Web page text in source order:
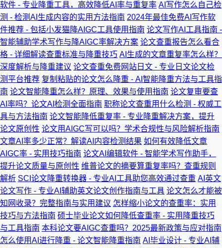
软件 - 专业降重工具，高效降低AI率与重复率 AI写作怎么自己检
测 - 检测AI生成内容的实用方法指南 2024年最佳免费AI写作软
件推荐 - 包括小发猫降AIGC工具使用指南 论文写作AI工具指南 -
智能辅助学术写作与降AIGC率解决方案 论文查重报告怎么看合
格 - 详细解读查重标准与降重技巧 AI生成的文章重复率怎么样？
深度解析与降重建议 论文查重免费网站日文 - 专业日文论文检
测平台推荐 复制粘贴的论文怎么降重 - AI智能降重方法与工具指
南 论文智能降重怎么样？原理、效果与使用指南 论文复审要查
AI率吗？论文AI检测全面指南 职称论文查重用什么检测 - 权威工
具与方法指南 论文智能降低重复率 - 专业降重解决方案，提升
论文原创性 论文用AIGC写可以吗？学术合规性与风险解析指南
文章AI率多少正常？解读AI内容检测结果 如何有效降低文章
AIGC率 - 实用技巧指南 论文AI编辑软件 - 智能学术写作助手，
提升论文质量与原创性 维普论文的摘要算重复率吗？查重规则
解析 SCI论文降重转换器 - 专业AI工具助您高效通过查重 AI英文
论文写作 - 专业AI辅助英文论文创作指南与工具 论文怎么才能被
知网收录？完整指南与实用建议 怎样缩小论文的查重率：实用
技巧与方法指南 硕士毕业论文如何降低查重率 - 实用降重技巧
与工具指南 本科论文要AIGC查重吗？2025最新政策与应对指南
怎么使用AI进行降重 - 论文智能降重指南 AI毕业设计 - 专业AI辅